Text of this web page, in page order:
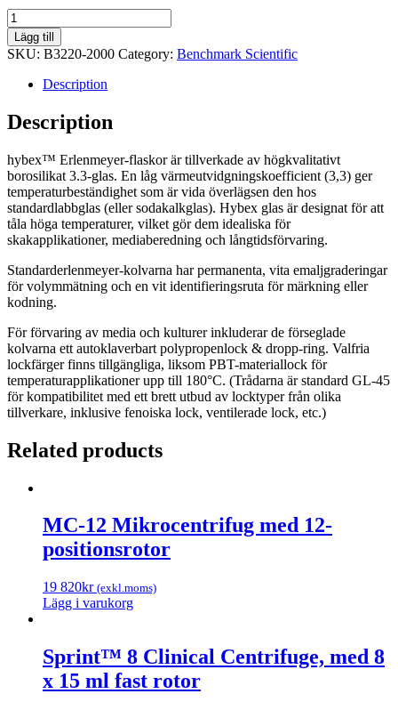
hybex™
2000
ml
Erlenmeyer-
kolv
GL45-
lock,
quantity
Lägg till
SKU: B3220-2000 Category: Benchmark Scientific
Description
Description
hybex™ Erlenmeyer-flaskor är tillverkade av högkvalitativt
borosilikat 3.3-glas. En låg värmeutvidgningskoefficient (3,3) ger
temperaturbeständighet som är vida överlägsen den hos
standardlabbglas (eller sodakalkglas). Hybex glas är designat för att
tåla höga temperaturer, vilket gör dem idealiska för
skakapplikationer, mediaberedning och långtidsförvaring.
Standarderlenmeyer-kolvarna har permanenta, vita emaljgraderingar
för volymmätning och en vit identifieringsruta för märkning eller
kodning.
För förvaring av media och kulturer inkluderar de förseglade
kolvarna ett autoklaverbart polypropenlock & dropp-ring. Valfria
lockfärger finns tillgängliga, liksom PBT-materiallock för
temperaturapplikationer upp till 180°C. (Trådarna är standard GL-45
för kompatibilitet med ett brett utbud av locktyper från olika
tillverkare, inklusive fenoiska lock, ventilerade lock, etc.)
Related products
MC-12 Mikrocentrifug med 12-
positionsrotor
19 820kr (exkl.moms)
Lägg i varukorg
Sprint™ 8 Clinical Centrifuge, med 8
x 15 ml fast rotor